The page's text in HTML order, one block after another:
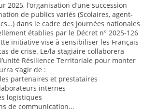
2025, l’organisation d’une succession
de publics variés (Scolaires, agent-
dans le cadre des Journées nationales
établies par le Décret n° 2025-126
initiative vise à sensibiliser les Français
de crise. Le/la stagiaire collaborera
Résilience Territoriale pour monter
s’agir de :
partenaires et prestataires
internes
logistiques
de communication...